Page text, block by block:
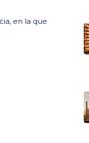
en la que